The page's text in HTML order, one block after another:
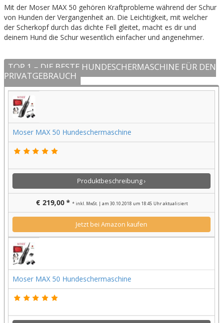
Mit der Moser MAX 50 gehören Kraftprobleme während der Schur
von Hunden der Vergangenheit an. Die Leichtigkeit, mit welcher
der Scherkopf durch das dichte Fell gleitet, macht es dir und
deinem Hund die Schur wesentlich einfacher und angenehmer.
TOP 1 – DIE BESTE HUNDESCHERMASCHINE FÜR DEN
PRIVATGEBRAUCH
Moser MAX 50 Hundeschermaschine
Produktbeschreibung ›
€ 219,00 * * inkl. MwSt. | am 30.10.2018 um 18:45 Uhr aktualisiert
Jetzt bei Amazon kaufen
Moser MAX 50 Hundeschermaschine